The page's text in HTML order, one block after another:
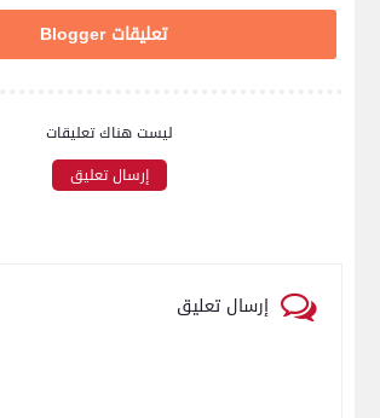
تعليقات Blogger
ليست هناك تعليقات
إرسال تعليق
إرسال تعليق